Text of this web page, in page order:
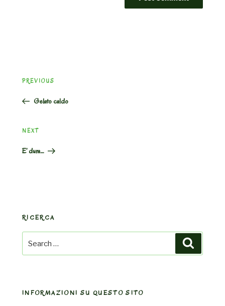
navigation
Previous
PREVIOUS
Gelato caldo
Next
NEXT
E’ dura…
RICERCA
Search
for:
INFORMAZIONI SU QUESTO SITO